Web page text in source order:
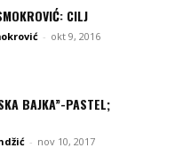
CILJ
- okt 9, 2016
BAJKA”-PASTEL;
- nov 10, 2017